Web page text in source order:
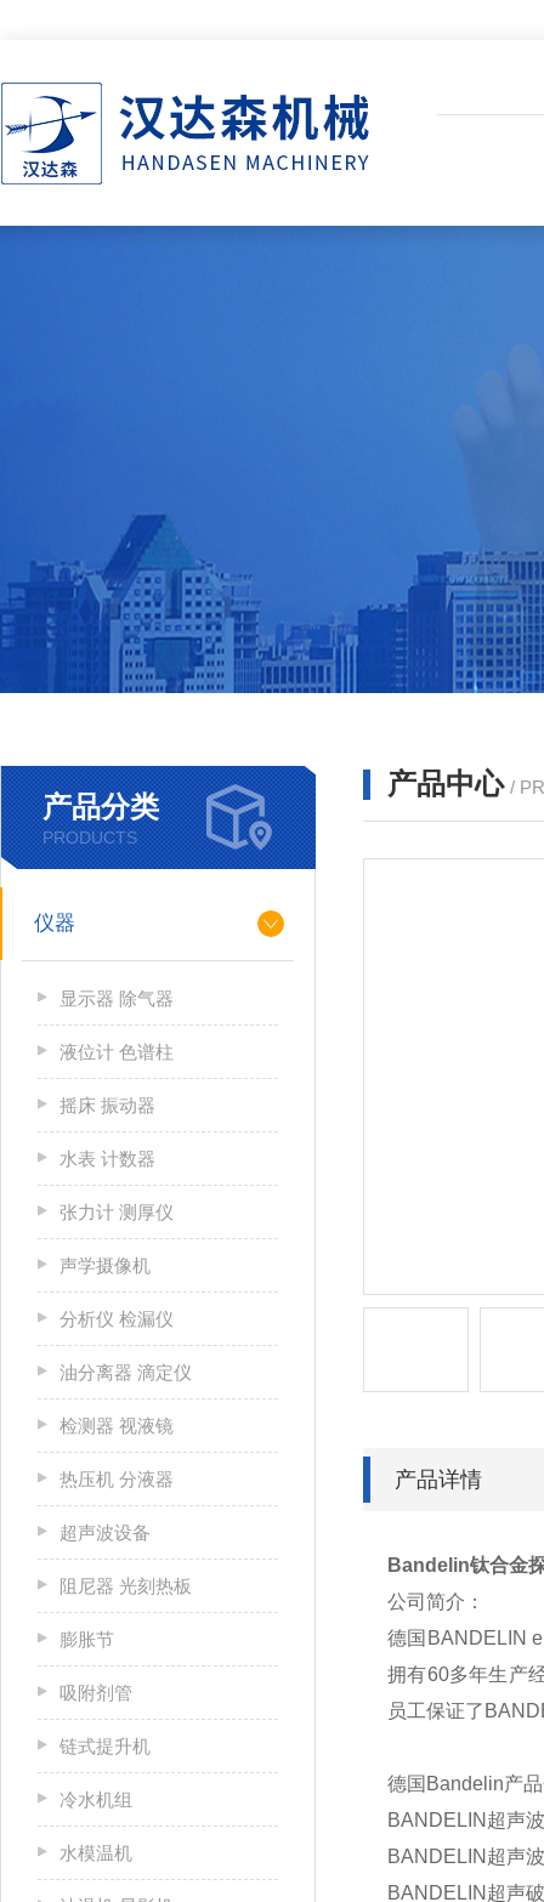
产品分类
PRODUCTS
仪器
显示器 除气器
液位计 色谱柱
摇床 振动器
水表 计数器
张力计 测厚仪
声学摄像机
分析仪 检漏仪
油分离器 滴定仪
检测器 视液镜
热压机 分液器
超声波设备
阻尼器 光刻热板
膨胀节
吸附剂管
链式提升机
冷水机组
水模温机
产品中心 /
产品详情
Bandelin钛合金
公司简介：
德国BANDELIN
拥有60多年生产
员工保证了
德国Bandelin产
BANDELIN超声
BANDELIN超声
BANDELIN超声